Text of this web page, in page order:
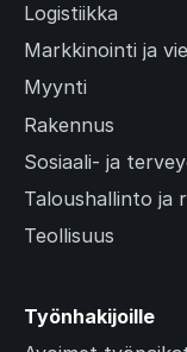
Logistiikka
Markkinointi ja
Myynti
Rakennus
Sosiaali- ja
Taloushallinto ja
Teollisuus
Työnhakijoille